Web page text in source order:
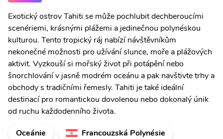
Exotický ostrov Tahiti se může pochlubit dechberoucími
scenériemi, krásnými plážemi a jedinečnou polynéskou
kulturou. Tento tropický ráj nabízí návštěvníkům
nekonečné možnosti pro užívání slunce, moře a plážových
aktivit. Vyzkouší si mořský život při potápění nebo
šnorchlování v jasně modrém oceánu a pak navštivte trhy a
obchody s tradičními řemesly. Tahiti je také ideální
destinací pro romantickou dovolenou nebo dokonalý únik
od ruchu každodenního života.
Oceánie
Francouzská Polynésie